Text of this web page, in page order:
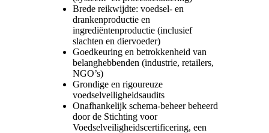
Brede reikwijdte: voedsel- en
drankenproductie en
ingrediëntenproductie (inclusief
slachten en diervoeder)
Goedkeuring en betrokkenheid van
belanghebbenden (industrie, retailers,
NGO’s)
Grondige en rigoureuze
voedselveiligheidsaudits
Onafhankelijk schema-beheer beheerd
door de Stichting voor
Voedselveiligheidscertificering, een